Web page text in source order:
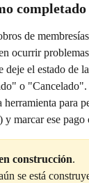
completado
de
ocurrir
deje el estado de
o
para
y marcar ese
construcción.
se está